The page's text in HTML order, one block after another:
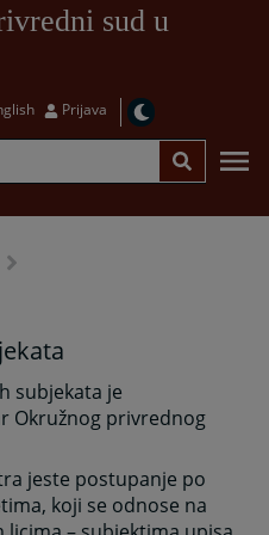
sud u
Prijava
subjekata je
Okružnog privrednog
jeste postupanje po
koji se odnose na